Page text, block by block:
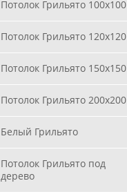
Потолок Грильято 100х100
Потолок Грильято 120х120
Потолок Грильято 150х150
Потолок Грильято 200х200
Белый Грильято
Потолок Грильято под
дерево